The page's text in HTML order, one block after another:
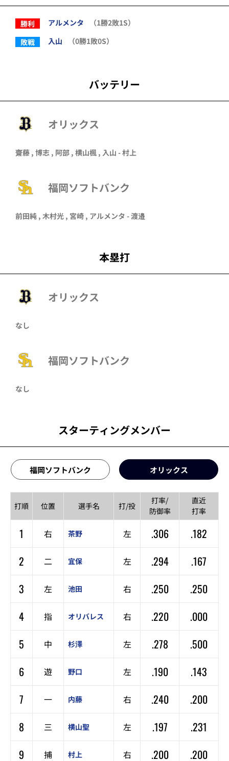
勝利 アルメンタ
（1勝2敗1S）
敗戦
入山 （0勝1敗0S）
バッテリー
オリックス
齋藤 , 博志 , 阿部 , 横山楓 , 入山 -村上
福岡ソフトバンク
前田純 , 木村光 , 宮崎 , アルメンタ -渡邉
本塁打
オリックス
なし
福岡ソフトバンク
なし
スターティングメンバー
福岡ソフトバンク オリックス
打順 位置 選手名 打/投
打率/
防御率
直近
打率
1 右 茶野 左 .306
.182
2
二 宜保 左 .294
.167
3
左 池田 右 .250
.250
4
指 オリバレス 右 .220
.000
5
中 杉澤 左 .278
.500
6
遊 野口 左 .190
.143
7
一 内藤 右 .240
.200
8
三 横山聖 左 .197
.231
9
捕 村上 右 .200 .200